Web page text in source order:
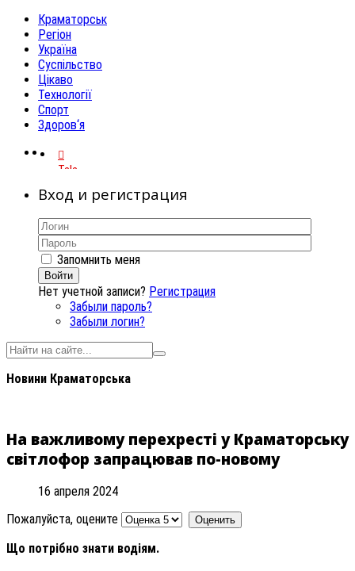
Краматорськ
Регіон
Україна
Суспільство
Цікаво
Технології
Спорт
Здоров‘я
Telegram
Вход и регистрация
Запомнить меня
Войти
Нет учетной записи? Регистрация
Забыли пароль?
Забыли логин?
Новини Краматорська
На важливому перехресті у Краматорську
світлофор запрацював по-новому
16 апреля 2024
Пожалуйста, оцените
Що потрібно знати водіям.